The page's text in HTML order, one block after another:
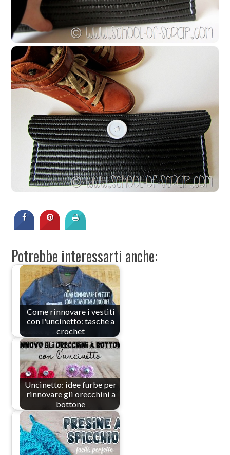
Potrebbe interessarti anche:
Come rinnovare i vestiti
con l'uncinetto: tasche a
crochet
Uncinetto: idee furbe per
rinnovare gli orecchini a
bottone